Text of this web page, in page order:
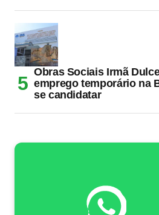
Obras Sociais Irmã
emprego temporário na
se candidatar